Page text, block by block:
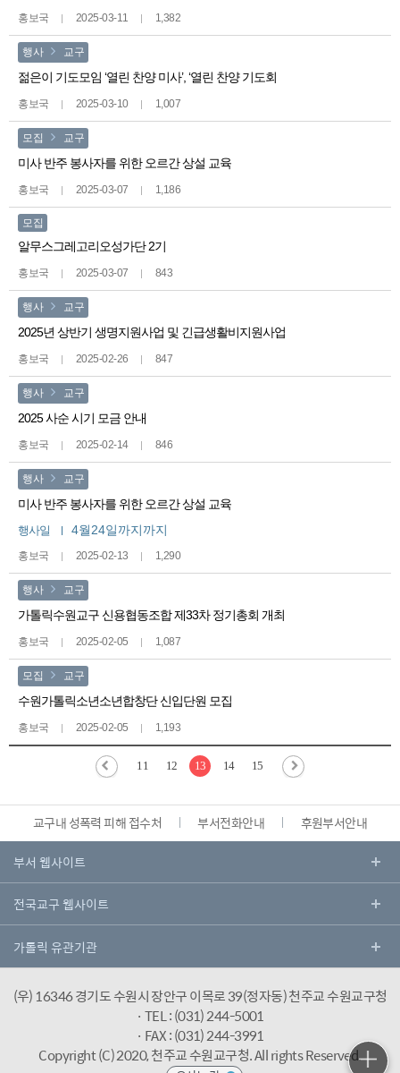
홍보국 2025-03-11 1,382
행사 교구
젊은이 기도모임 ‘열린 찬양 미사’, ‘열린 찬양 기도회
홍보국 2025-03-10 1,007
모집 교구
미사 반주 봉사자를 위한 오르간 상설 교육
홍보국 2025-03-07 1,186
모집
알무스그레고리오성가단 2기
홍보국 2025-03-07 843
행사 교구
2025년 상반기 생명지원사업 및 긴급생활비지원사업
홍보국 2025-02-26 847
행사 교구
2025 사순 시기 모금 안내
홍보국 2025-02-14 846
행사 교구
미사 반주 봉사자를 위한 오르간 상설 교육
행사일 4월24일까지까지
홍보국 2025-02-13 1,290
행사 교구
가톨릭수원교구 신용협동조합 제33차 정기총회 개최
홍보국 2025-02-05 1,087
모집 교구
수원가톨릭소년소년합창단 신입단원 모집
홍보국 2025-02-05 1,193
11 12 13 14 15
교구내 성폭력 피해 접수처 부서전화안내 후원부서안내
(우) 16346 경기도 수원시 장안구 이목로 39(정자동) 천주교 수원교구청
· TEL : (031) 244-5001
· FAX : (031) 244-3991
Copyright (C) 2020, 천주교 수원교구청.All rights Reserved.